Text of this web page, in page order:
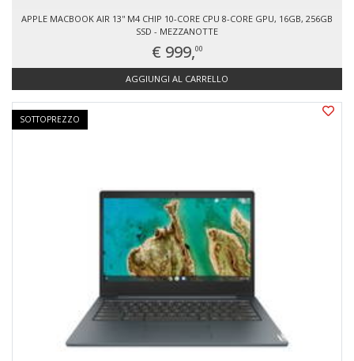
APPLE MACBOOK AIR 13'' M4 CHIP 10-CORE CPU 8-CORE GPU, 16GB, 256GB
SSD - MEZZANOTTE
€ 999,00
AGGIUNGI AL CARRELLO
SOTTOPREZZO